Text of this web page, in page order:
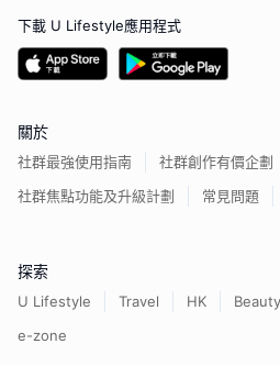
下載 U Lifestyle應用程式
關於
社群最強使用指南
社群創作有價企劃
社群焦點功能及升級計劃
常見問題
探索
U Lifestyle Travel HK Beauty
e-zone